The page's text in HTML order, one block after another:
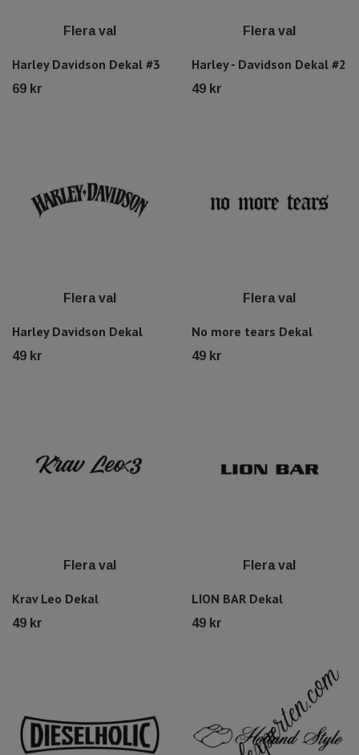
Flera val
Harley Davidson Dekal #3
69 kr
Flera val
Harley - Davidson Dekal #2
49 kr
Flera val
Harley Davidson Dekal
49 kr
Flera val
No more tears Dekal
49 kr
Flera val
Krav Leo Dekal
49 kr
Flera val
LION BAR Dekal
49 kr